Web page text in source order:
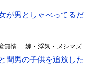
が男としゃべってるだ
無情-｜嫁・浮気・メシマズ
間男の子供を追放した